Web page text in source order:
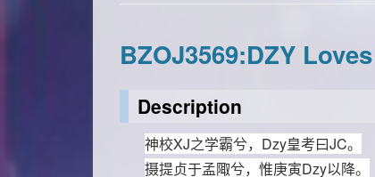
BZOJ3569:DZY
Description
神校XJ之学霸兮， Dzy皇考曰JC。
摄提贞于孟陬兮，惟庚寅Dzy以降。